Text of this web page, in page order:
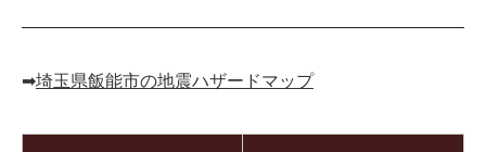
➡︎埼玉県飯能市の地震ハザードマップ